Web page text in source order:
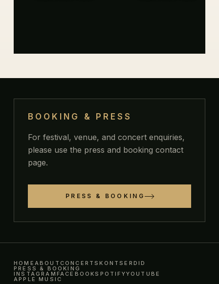
BOOKING & PRESS
For festival, venue, and concert enquiries,
please use the press and booking contact
page.
PRESS & BOOKING
HOME ABOUT CONCERTSKONTSERDID
PRESS & BOOKING
INSTAGRAM FACEBOOKSPOTIFYYOUTUBE
APPLE MUSIC